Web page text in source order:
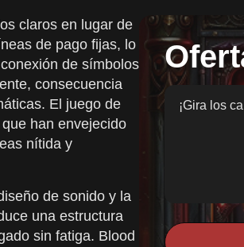
claros en lugar de
de pago fijas, lo
de símbolos
consecuencia
El juego de
han envejecido
nítida y
de sonido y la
una estructura
sin fatiga. Blood
¡Gira los